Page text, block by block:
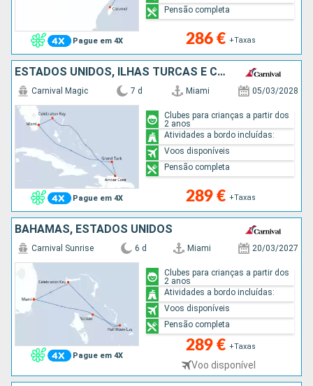
Pague em 4X 286 € +Taxas
Pensão completa
ESTADOS UNIDOS, ILHAS TURCAS E CAICOS, REPÚBLICA DOMINICANA, BAHAMAS
Pague em 4X
Carnival Magic 7 d Miami 05/03/2028
289 € +Taxas
Clubes para crianças a partir dos
2 anos
Atividades a bordo incluídas:
Voos disponíveis
Pensão completa
BAHAMAS, ESTADOS UNIDOS
Pague em 4X
Carnival Sunrise 6 d Miami 20/03/2027
289 € +Taxas
Voo disponível
Clubes para crianças a partir dos
2 anos
Atividades a bordo incluídas:
Voos disponíveis
Pensão completa